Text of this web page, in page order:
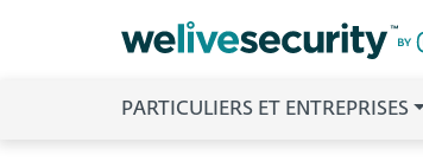
PARTICULIERS ET ENTREPRISES